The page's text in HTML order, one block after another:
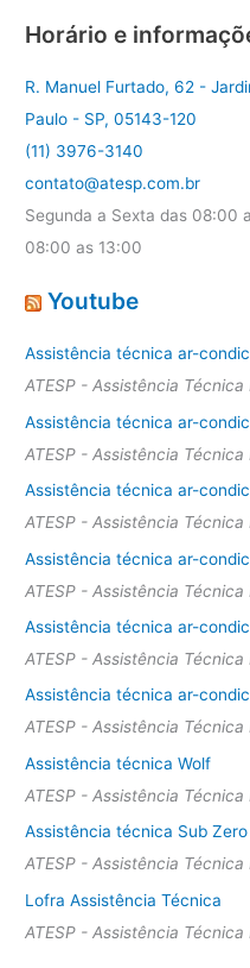
Horário e
R. Manuel Furtado, 62 -
Paulo - SP, 05143-120
(11) 3976-3140
contato@atesp.com.br
Segunda a Sexta das 08:00
08:00 as 13:00
Youtube
Assistência técnica ar-
ATESP - Assistência
Assistência técnica ar-
ATESP - Assistência
Assistência técnica ar-
ATESP - Assistência
Assistência técnica ar-
ATESP - Assistência
Assistência técnica ar-
ATESP - Assistência
Assistência técnica ar-
ATESP - Assistência
Assistência técnica Wolf
ATESP - Assistência
Assistência técnica Sub Zero
ATESP - Assistência
Lofra Assistência Técnica
ATESP - Assistência